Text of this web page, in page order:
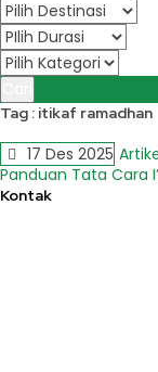
Tag : itikaf ramadhan
17 Des 2025
Panduan Tata Cara
Kontak